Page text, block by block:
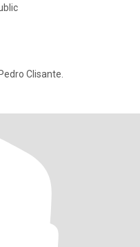
be near Pedro Clisante.